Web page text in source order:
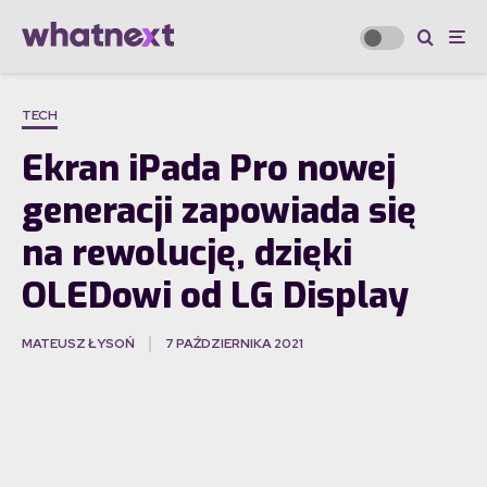
TECH
Ekran iPada Pro nowej
generacji zapowiada się
na rewolucję, dzięki
OLEDowi od LG Display
MATEUSZ ŁYSOŃ 7 PAŹDZIERNIKA 2021